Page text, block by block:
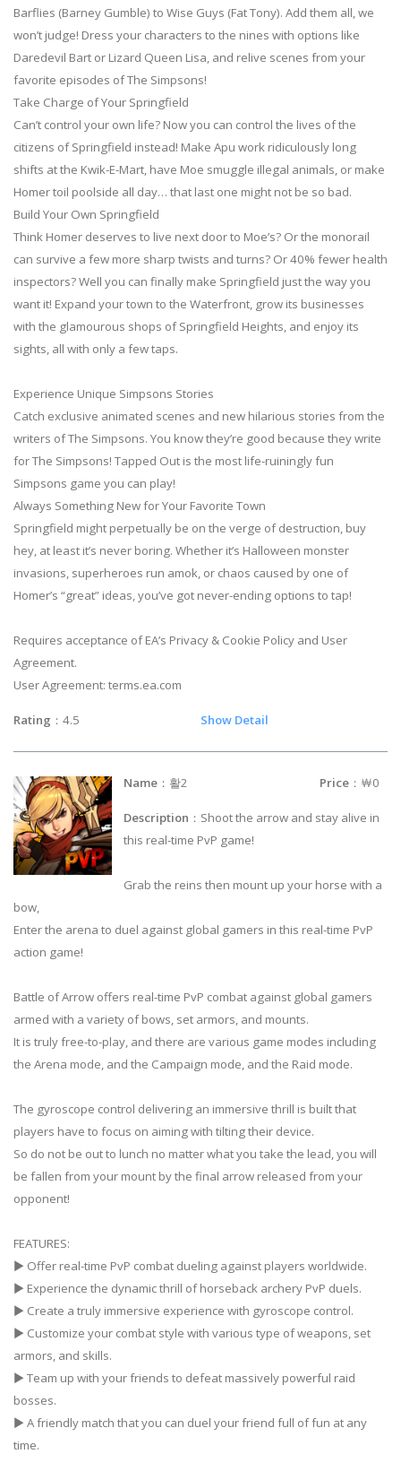
Barflies (Barney Gumble) to Wise Guys (Fat Tony). Add them all, we
won’t judge! Dress your characters to the nines with options like
Daredevil Bart or Lizard Queen Lisa, and relive scenes from your
favorite episodes of The Simpsons!
Take Charge of Your Springfield
Can’t control your own life? Now you can control the lives of the
citizens of Springfield instead! Make Apu work ridiculously long
shifts at the Kwik-E-Mart, have Moe smuggle illegal animals, or make
Homer toil poolside all day… that last one might not be so bad.
Build Your Own Springfield
Think Homer deserves to live next door to Moe’s? Or the monorail
can survive a few more sharp twists and turns? Or 40% fewer health
inspectors? Well you can finally make Springfield just the way you
want it! Expand your town to the Waterfront, grow its businesses
with the glamourous shops of Springfield Heights, and enjoy its
sights, all with only a few taps.
Experience Unique Simpsons Stories
Catch exclusive animated scenes and new hilarious stories from the
writers of The Simpsons. You know they’re good because they write
for The Simpsons! Tapped Out is the most life-ruiningly fun
Simpsons game you can play!
Always Something New for Your Favorite Town
Springfield might perpetually be on the verge of destruction, buy
hey, at least it’s never boring. Whether it’s Halloween monster
invasions, superheroes run amok, or chaos caused by one of
Homer’s “great” ideas, you’ve got never-ending options to tap!
Requires acceptance of EA’s Privacy & Cookie Policy and User
Agreement.
User Agreement: terms.ea.com
Rating ：4.5 Show Detail
Name ：활2 Price ：￦0
Description ：Shoot the arrow and stay alive in
this real-time PvP game!
Grab the reins then mount up your horse with a
bow,
Enter the arena to duel against global gamers in this real-time PvP
action game!
Battle of Arrow offers real-time PvP combat against global gamers
armed with a variety of bows, set armors, and mounts.
It is truly free-to-play, and there are various game modes including
the Arena mode, and the Campaign mode, and the Raid mode.
The gyroscope control delivering an immersive thrill is built that
players have to focus on aiming with tilting their device.
So do not be out to lunch no matter what you take the lead, you will
be fallen from your mount by the final arrow released from your
opponent!
FEATURES:
▶ Offer real-time PvP combat dueling against players worldwide.
▶ Experience the dynamic thrill of horseback archery PvP duels.
▶ Create a truly immersive experience with gyroscope control.
▶ Customize your combat style with various type of weapons, set
armors, and skills.
▶ Team up with your friends to defeat massively powerful raid
bosses.
▶ A friendly match that you can duel your friend full of fun at any
time.